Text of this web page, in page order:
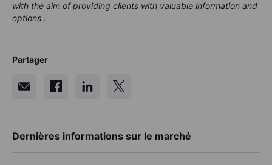
with the aim of providing clients with valuable information and
options..
Partager
Dernières informations sur le marché